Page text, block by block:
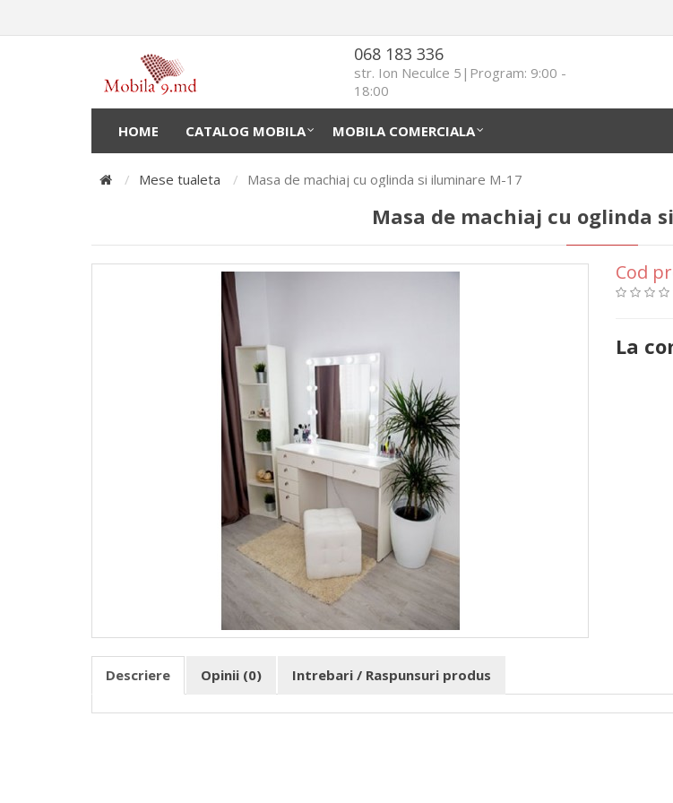
068 183 336
str. Ion Neculce 5|Program: 9:00 -
18:00
HOME CATALOG MOBILA MOBILA COMERCIALA
Mese tualeta Masa de machiaj cu oglinda si iluminare M-17
Masa de machiaj cu oglinda
Cod
La
Descriere Opinii (0) Intrebari / Raspunsuri produs